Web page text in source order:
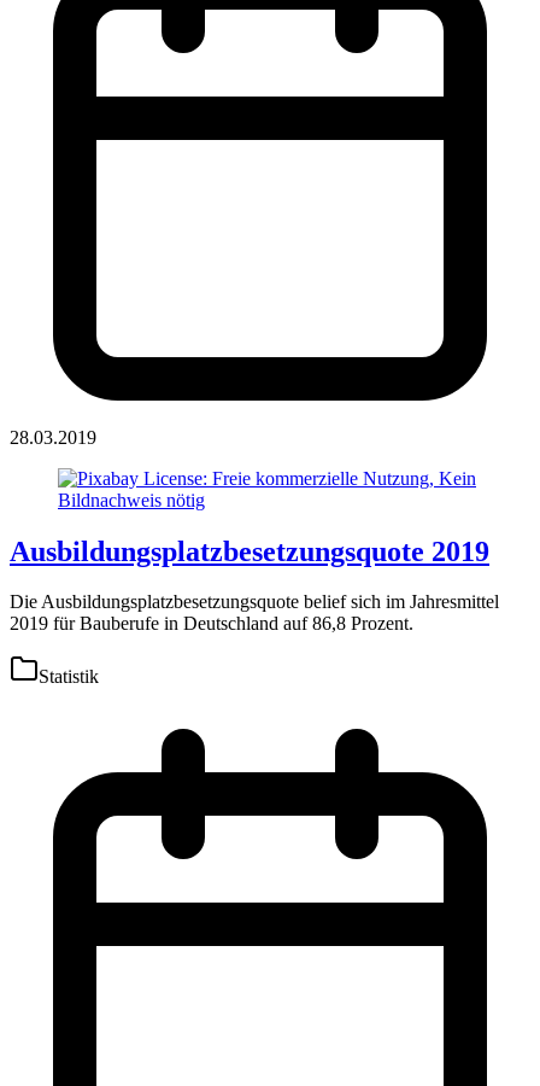
28.03.2019
Ausbildungsplatzbesetzungsquote 2019
Die Ausbildungsplatzbesetzungsquote belief sich im Jahresmittel
2019 für Bauberufe in Deutschland auf 86,8 Prozent.
Statistik